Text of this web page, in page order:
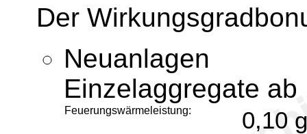
Der
Neuanlagen
Einzelaggregate ab
Feuerungswärmeleistung:
0,10